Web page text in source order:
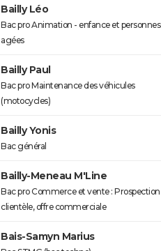
Bailly Léo
Bac pro Animation - enfance et personnes
agées
Bailly Paul
Bac pro Maintenance des véhicules
(motocycles)
Bailly Yonis
Bac général
Bailly-Meneau M'Line
Bac pro Commerce et vente : Prospection
clientèle, offre commerciale
Bais-Samyn Marius